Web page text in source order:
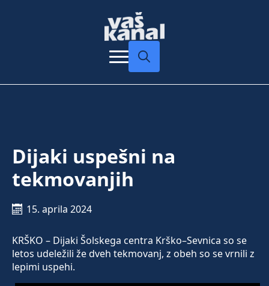
Dijaki uspešni na
tekmovanjih
15. aprila 2024
KRŠKO – Dijaki Šolskega centra Krško–Sevnica so se
letos udeležili že dveh tekmovanj, z obeh so se vrnili z
lepimi uspehi.